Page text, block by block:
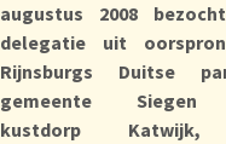
augustus 2008
delegatie uit
Rijnsburgs Duitse
gemeente Siegen
kustdorp